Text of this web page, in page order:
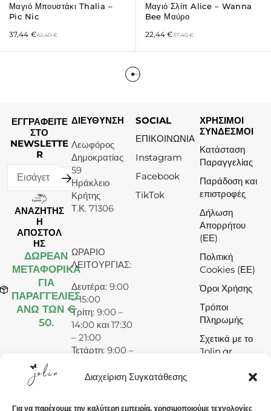
Διαχείριση Συγκατάθεσης
Για να παρέχουμε την καλύτερη εμπειρία, χρησιμοποιούμε τεχνολογίες
Μαγιό Μπουστάκι Thalia –
Pic Nic
62,40€
37,44 €
Μαγιό Σλίπ Alice – Wanna
Bee Μαύρο
37,40€
22,44€
ΕΓΓΡΑΦΕΙΤΕ
ΣΤΟ
NEWSLETTE
R
ΑΝΑΖΗΤΗΣ
Η
ΑΠΟΣΤΟΛ
ΗΣ
ΔΩΡΕΆΝ
ΜΕΤΑΦΟΡΙΚΑ
ΓΙΑ
ΠΑΡΑΓΓΕΛΙΕΣ
ΑΝΩ ΤΩΝ €
50.
ΔΙΕΥΘΥΝΣΗ
Λεωφόρος
Δημοκρατίας
59
Ηράκλειο
Κρήτης
Τ.Κ. 71306
ΩΡΑΡΙΟ
ΛΕΙΤΟΥΡΓΙΑΣ:
Δευτέρα: 9:00
– 15:00
Τρίτη: 9:00 –
14:00 και 17:30
– 21:00
Τετάρτη: 9:00 –
Πέμπτη: 9:00 –
SOCIAL
ΕΠΙΚΟΙΝΩΝΙΑ
Instagram
Facebook
TikTok
ΧΡΗΣΙΜΟΙ
ΣΥΝΔΕΣΜΟΙ
Κατάσταση
Παραγγελίας
Παράδοση και
επιστροφές
Δήλωση
Απορρήτου
(ΕΕ)
Πολιτική
Cookies (ΕΕ)
Όροι Χρήσης
Τρόποι
Πληρωμής
Σχετικά με το
Jolin.gr